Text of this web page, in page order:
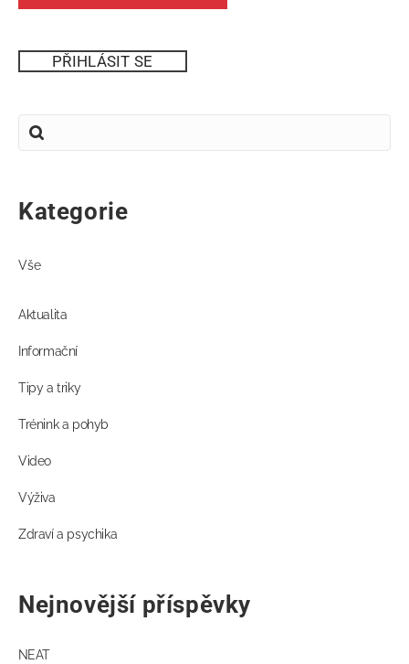
PŘIHLÁSIT SE
Kategorie
Vše
Aktualita
Informační
Tipy a triky
Trénink a pohyb
Video
Výživa
Zdraví a psychika
Nejnovější příspěvky
NEAT